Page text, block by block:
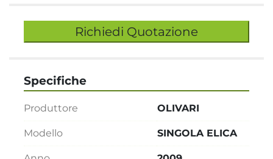
Richiedi Quotazione
Specifiche
Produttore OLIVARI
Modello SINGOLA ELICA